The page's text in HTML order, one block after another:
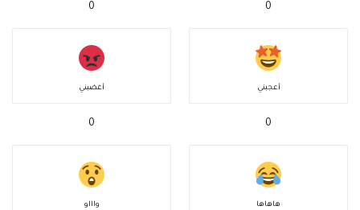
0
0
أعجبني
0
أغضبني
0
هاهاها واااو